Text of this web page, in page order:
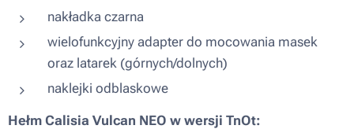
nakładka czarna
wielofunkcyjny adapter do mocowania masek
oraz latarek (górnych/dolnych)
naklejki odblaskowe
Hełm Calisia Vulcan NEO w wersji TnOt: